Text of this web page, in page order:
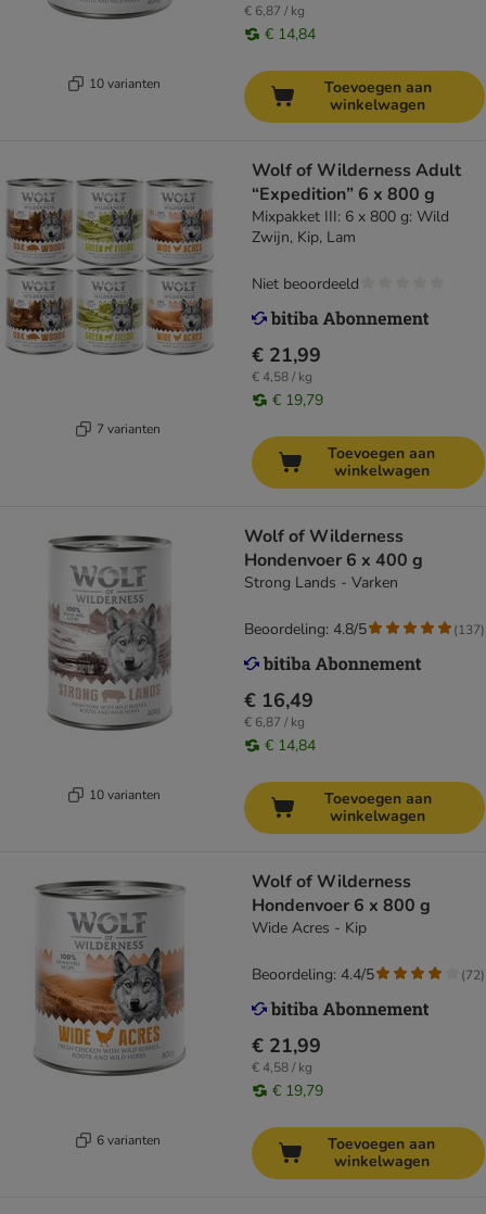
10 varianten
€ 6,87 / kg
€ 14,84
Toevoegen aan
winkelwagen
7 varianten
Wolf of Wilderness Adult
“Expedition” 6 x 800 g
Mixpakket III: 6 x 800 g: Wild
Zwijn, Kip, Lam
€ 21,99
€ 4,58 / kg
€ 19,79
Niet beoordeeld
Toevoegen aan
winkelwagen
10 varianten
Wolf of Wilderness
Hondenvoer 6 x 400 g
Strong Lands - Varken
€ 16,49
€ 6,87 / kg
€ 14,84
Beoordeling: 4.8/5 (137)
Toevoegen aan
winkelwagen
6 varianten
Wolf of Wilderness
Hondenvoer 6 x 800 g
Wide Acres - Kip
€ 21,99
€ 4,58 / kg
€ 19,79
Beoordeling: 4.4/5 (72)
Toevoegen aan
winkelwagen